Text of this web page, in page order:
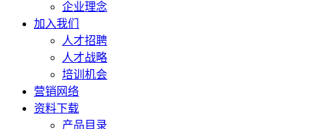
企业理念
加入我们
人才招聘
人才战略
培训机会
营销网络
资料下载
产品目录